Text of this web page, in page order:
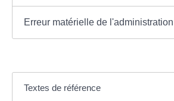
Erreur matérielle de l'administration
Textes de référence